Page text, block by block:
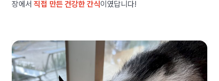
장에서직접 만든 건강한 간식이였답니다!